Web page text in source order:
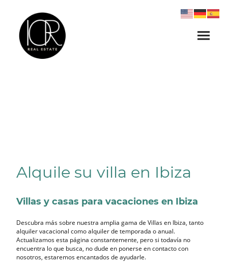
Alquile su villa en Ibiza
Villas y casas para vacaciones en Ibiza
Descubra más sobre nuestra amplia gama de Villas en Ibiza, tanto
alquiler vacacional como alquiler de temporada o anual.
Actualizamos esta página constantemente, pero si todavía no
encuentra lo que busca, no dude en ponerse en contacto con
nosotros, estaremos encantados de ayudarle.